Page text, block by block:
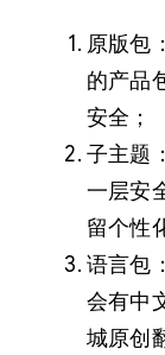
原版包
的产品
安全；
子主题
一层安
留个性
语言包
会有中
城原创